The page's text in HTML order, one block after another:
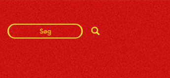
Search
Term
Search